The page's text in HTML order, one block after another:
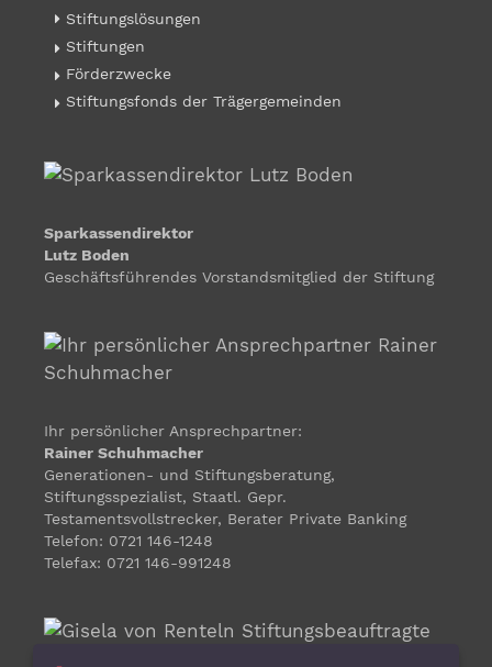
Stiftungslösungen
Stiftungen
Förderzwecke
Stiftungsfonds der Trägergemeinden
Sparkassendirektor
Lutz Boden
Geschäftsführendes Vorstandsmitglied der Stiftung
Ihr persönlicher Ansprechpartner:
Rainer Schuhmacher
Generationen- und Stiftungsberatung,
Stiftungsspezialist, Staatl. Gepr.
Testamentsvollstrecker, Berater Private Banking
Telefon: 0721 146-1248
Telefax: 0721 146-991248